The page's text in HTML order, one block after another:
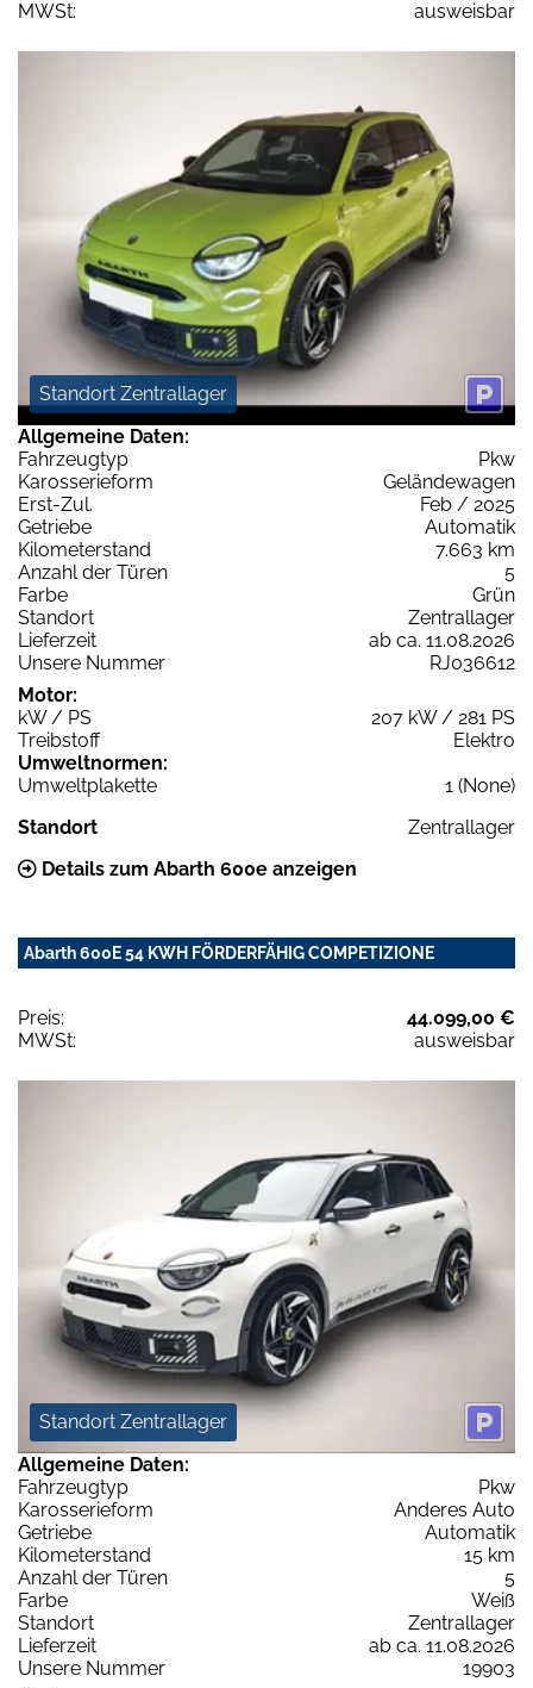
MWSt:
ausweisbar
Standort Zentrallager
Allgemeine Daten:
Fahrzeugtyp
Pkw
Karosserieform
Geländewagen
Erst-Zul.
Feb / 2025
Getriebe
Automatik
Kilometerstand
7.663 km
Anzahl der Türen
5
Farbe
Grün
Standort
Zentrallager
Lieferzeit
ab ca. 11.08.2026
Unsere Nummer
RJ036612
Motor:
kW / PS
207 kW / 281 PS
Treibstoff
Elektro
Umweltnormen:
Umweltplakette
1 (None)
Standort
Zentrallager
Details zum Abarth 600e anzeigen
Abarth 600E 54 KWH FÖRDERFÄHIG COMPETIZIONE
Preis:
44.099,00 €
MWSt:
ausweisbar
Standort Zentrallager
Allgemeine Daten:
Fahrzeugtyp
Pkw
Karosserieform
Anderes Auto
Getriebe
Automatik
Kilometerstand
15 km
Anzahl der Türen
5
Farbe
Weiß
Standort
Zentrallager
Lieferzeit
ab ca. 11.08.2026
Unsere Nummer
19903